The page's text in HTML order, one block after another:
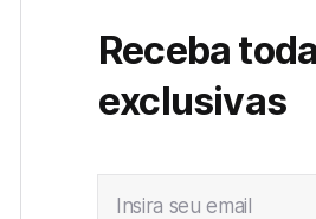
Receba
exclusivas
Insira seu email